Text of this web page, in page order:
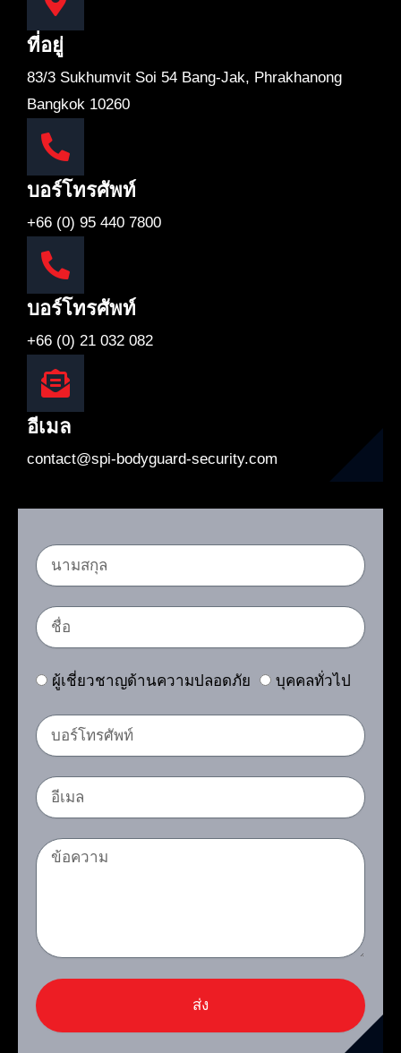
ที่อยู่
83/3 Sukhumvit Soi 54 Bang-Jak, Phrakhanong
Bangkok 10260
บอร์โทรศัพท์
+66 (0) 95 440 7800
บอร์โทรศัพท์
+66 (0) 21 032 082
อีเมล
contact@spi-bodyguard-security.com
น
า
ม
ส
ล
ชื่
อ
P
o
e
s
i
n
l
ผู้เชี่ยวชาญด้านความปลอดภัย บุคคลทั่วไป
บ
อ
ร์
โ
ร
ท์
อี
เ
ม
ข้
ว
ม
ส่ง